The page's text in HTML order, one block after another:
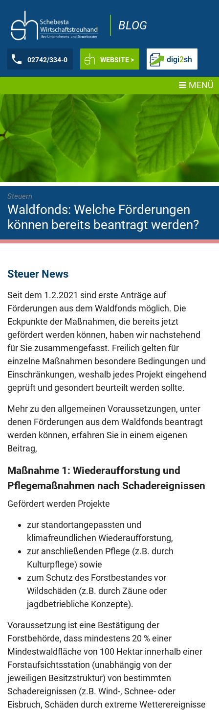
BLOG
02742/334-0 WEBSITE > digi2sh
MENÜ
Steuern
Waldfonds: Welche Förderungen
können bereits beantragt werden?
Steuer News
Seit dem 1.2.2021 sind erste Anträge auf
Förderungen aus dem Waldfonds möglich. Die
Eckpunkte der Maßnahmen, die bereits jetzt
gefördert werden können, haben wir nachstehend
für Sie zusammengefasst. Freilich gelten für
einzelne Maßnahmen besondere Bedingungen und
Einschränkungen, weshalb jedes Projekt eingehend
geprüft und gesondert beurteilt werden sollte.
Mehr zu den allgemeinen Voraussetzungen, unter
denen Förderungen aus dem Waldfonds beantragt
werden können, erfahren Sie in einem eigenen
Beitrag,
Maßnahme 1: Wiederaufforstung und
Pflegemaßnahmen nach Schadereignissen
Gefördert werden Projekte
zur standortangepassten und
klimafreundlichen Wiederaufforstung,
zur anschließenden Pflege (z.B. durch
Kulturpflege) sowie
zum Schutz des Forstbestandes vor
Wildschäden (z.B. durch Zäune oder
jagdbetriebliche Konzepte).
Voraussetzung ist eine Bestätigung der
Forstbehörde, dass mindestens 20 % einer
Mindestwaldfläche von 100 Hektar innerhalb einer
Forstaufsichtsstation (unabhängig von der
jeweiligen Besitzstruktur) von bestimmten
Schadereignissen (z.B. Wind-, Schnee- oder
Eisbruch, Schäden durch extreme Wetterereignisse